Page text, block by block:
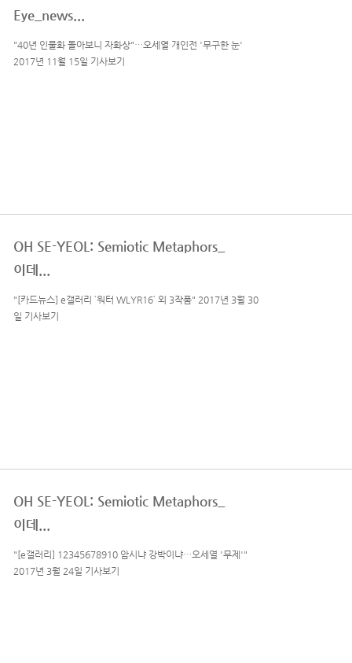
Eye_news...
"40년 인물화 돌아보니 자화상"…오세열 개인전 '무구한 눈'
2017년 11월 15일 기사보기
OH SE-YEOL: Semiotic Metaphors_
이데...
"[카드뉴스] e갤러리 `워터 WLYR16` 외 3작품" 2017년 3월 30
일 기사보기
OH SE-YEOL: Semiotic Metaphors_
이데...
"[e갤러리] 12345678910 암시냐 강박이냐…오세열 '무제'"
2017년 3월 24일 기사보기